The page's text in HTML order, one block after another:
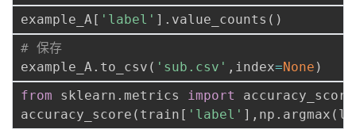
example_A [ 'label' ] . value_counts ( )
# 保存
example_A. to_csv ( 'sub.csv' , index=None )
from sklearn . metrics import
accuracy_score
accuracy_score ( train [ 'label' ] , np . argmax (